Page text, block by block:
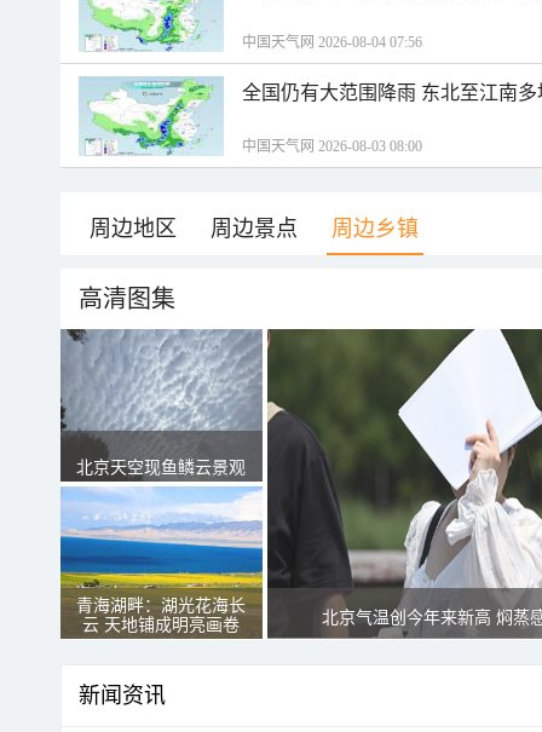
中国天气网 2026-08-04 07:56
全国仍有大范围降雨 东北至江南
中国天气网 2026-08-03 08:00
周边地区 周边景点 周边乡镇
高清图集
北京天空现鱼鳞云景观
青海湖畔：湖光花海长
云 天地铺成明亮画卷
北京气温创今年来新高 焖蒸
新闻资讯